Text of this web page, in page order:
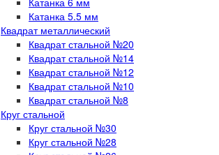
Катанка 5.5 мм
Квадрат металлический
Квадрат стальной №20
Квадрат стальной №14
Квадрат стальной №12
Квадрат стальной №10
Квадрат стальной №8
Круг стальной
Круг стальной №30
Круг стальной №28